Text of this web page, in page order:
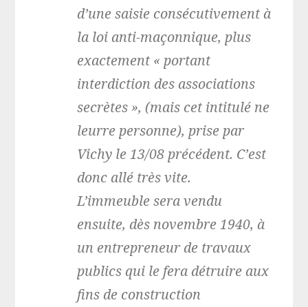
d’une saisie consécutivement à
la loi anti-maçonnique, plus
exactement « portant
interdiction des associations
secrètes », (mais cet intitulé ne
leurre personne), prise par
Vichy le 13/08 précédent. C’est
donc allé très vite.
L’immeuble sera vendu
ensuite, dès novembre 1940, à
un entrepreneur de travaux
publics qui le fera détruire aux
fins de construction